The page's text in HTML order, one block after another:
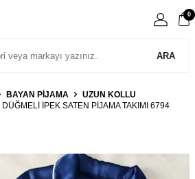
ARA
0
BAYAN PIJAMA
UZUN KOLLU
İPEK SATEN PIJAMA TAKIMI 6794